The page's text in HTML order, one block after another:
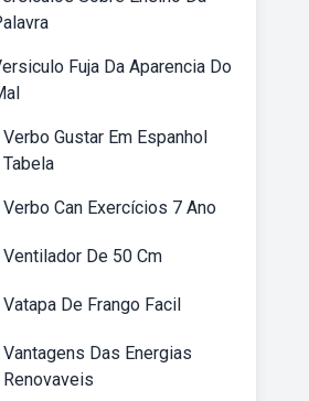
Fuja Da Aparencia Do
Verbo Gustar Em Espanhol
Tabela
Verbo Can Exercícios 7 Ano
Ventilador De 50 Cm
Vatapa De Frango Facil
Vantagens Das Energias
Renovaveis